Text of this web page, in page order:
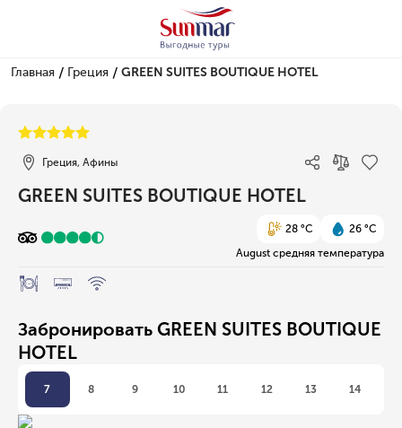
Главная / Греция / GREEN SUITES BOUTIQUE HOTEL
Греция, Афины
GREEN SUITES BOUTIQUE HOTEL
28 °C
26 °C
August средняя температура
Забронировать GREEN SUITES BOUTIQUE
HOTEL
7 8 9 10 11 12 13 14